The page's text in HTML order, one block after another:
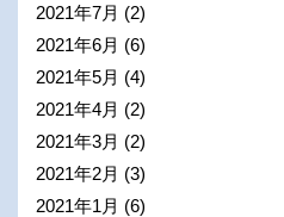
2021年7月 (2)
2021年6月 (6)
2021年5月 (4)
2021年4月 (2)
2021年3月 (2)
2021年2月 (3)
2021年1月 (6)